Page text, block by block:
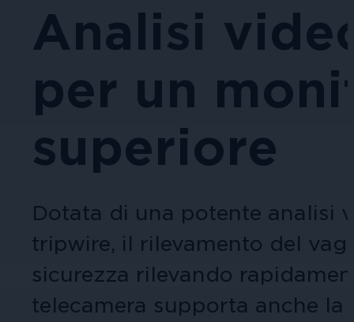
amministrazione, siti turistici ed
Sanità
sicura.
Videocamere per tipologia
Affidati a immagini nitide e sicure
Queste esercitazioni forniscono
l'acquisto o la configurazione.
Altre soluzioni integrate
Necessiti di una soluzione per
Analisi
per un
superiore
Dotata di una potente analisi
tripwire, il rilevamento del
sicurezza rilevando
telecamera supporta anche